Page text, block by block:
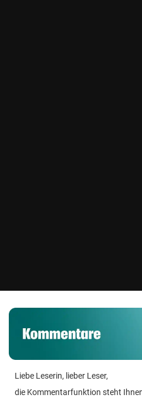
Liebe Leserin, lieber Leser,
die Kommentarfunktion steht